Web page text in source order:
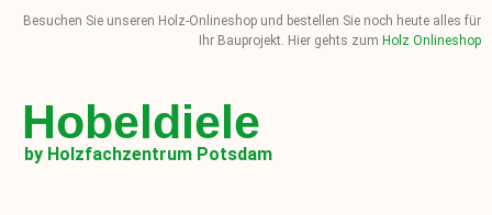
Besuchen Sie unseren Holz-Onlineshop und bestellen Sie noch heute alles für
Ihr Bauprojekt. Hier gehts zum Holz Onlineshop
Hobeldiele
by Holzfachzentrum Potsdam